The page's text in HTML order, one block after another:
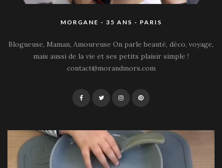
MORGANE - 35 ANS - PARIS
Blogueuse, Maman, Amoureuse On parle beauté, déco, voyage,
mais aussi de la vie et ses petits plaisir simple !
contact@morandmors.com